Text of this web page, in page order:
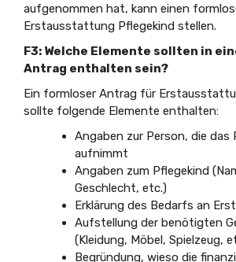
aufgenommen hat, kann einen
Erstausstattung Pflegekind stellen.
F3: Welche Elemente sollten in
Antrag enthalten sein?
Ein formloser Antrag für
sollte folgende Elemente enthalten:
Angaben zur Person, die das
aufnimmt
Angaben zum Pflegekind
Geschlecht, etc.)
Erklärung des Bedarfs an
Aufstellung der benötigten
(Kleidung, Möbel, Spielzeug,
Begründung, wieso die